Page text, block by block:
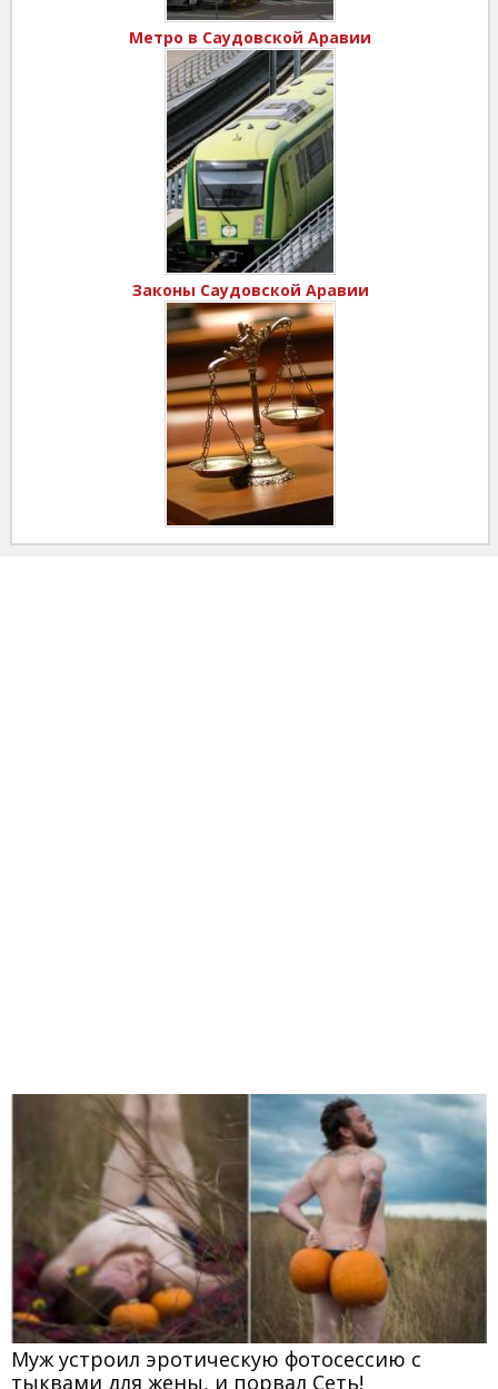
Метро в Саудовской Аравии
Законы Саудовской Аравии
Муж устроил эротическую фотосессию с
тыквами для жены, и порвал Сеть!